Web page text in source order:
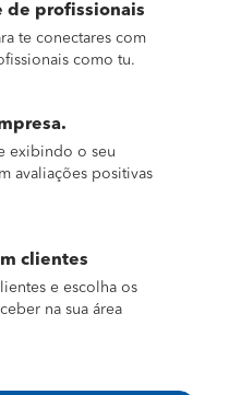
de profissionais
te conectares com
como tu.
exibindo o seu
avaliações positivas
clientes
e escolha os
na sua área